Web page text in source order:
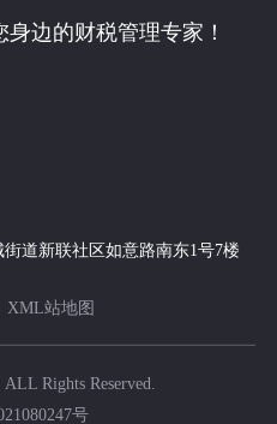
身边的财税管理专家！
道新联社区如意路南东1号7楼
XML站地图
Rights Reserved.
号